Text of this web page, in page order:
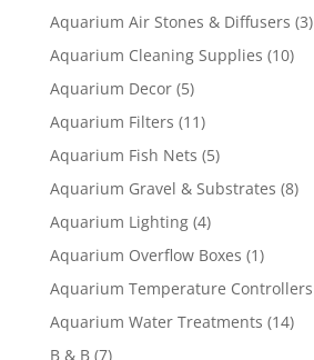
Aquarium Air Stones & Diffusers (3)
Aquarium Cleaning Supplies (10)
Aquarium Decor (5)
Aquarium Filters (11)
Aquarium Fish Nets (5)
Aquarium Gravel & Substrates (8)
Aquarium Lighting (4)
Aquarium Overflow Boxes (1)
Aquarium Temperature Controllers
Aquarium Water Treatments (14)
B & B (7)